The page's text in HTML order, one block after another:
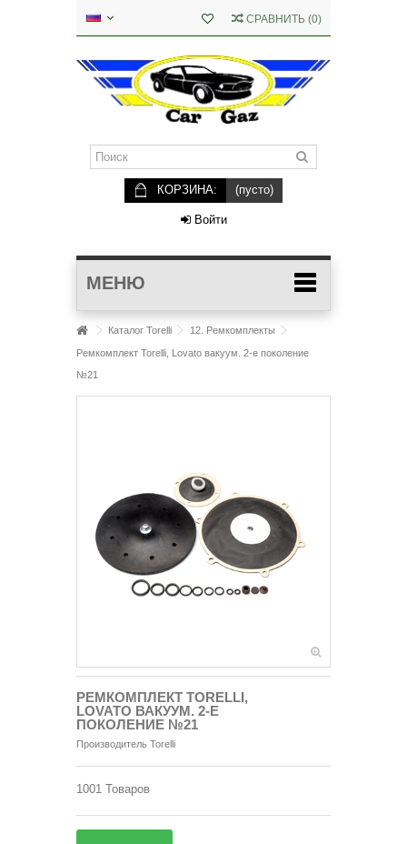
СРАВНИТЬ (0)
КОРЗИНА: (пусто)
Войти
МЕНЮ
Каталог Torelli 12. Ремкомплекты
Ремкомплект Torelli, Lovato вакуум. 2-е поколение
№21
РЕМКОМПЛЕКТ TORELLI,
LOVATO ВАКУУМ. 2-Е
ПОКОЛЕНИЕ №21
Производитель Torelli
1001 Товаров